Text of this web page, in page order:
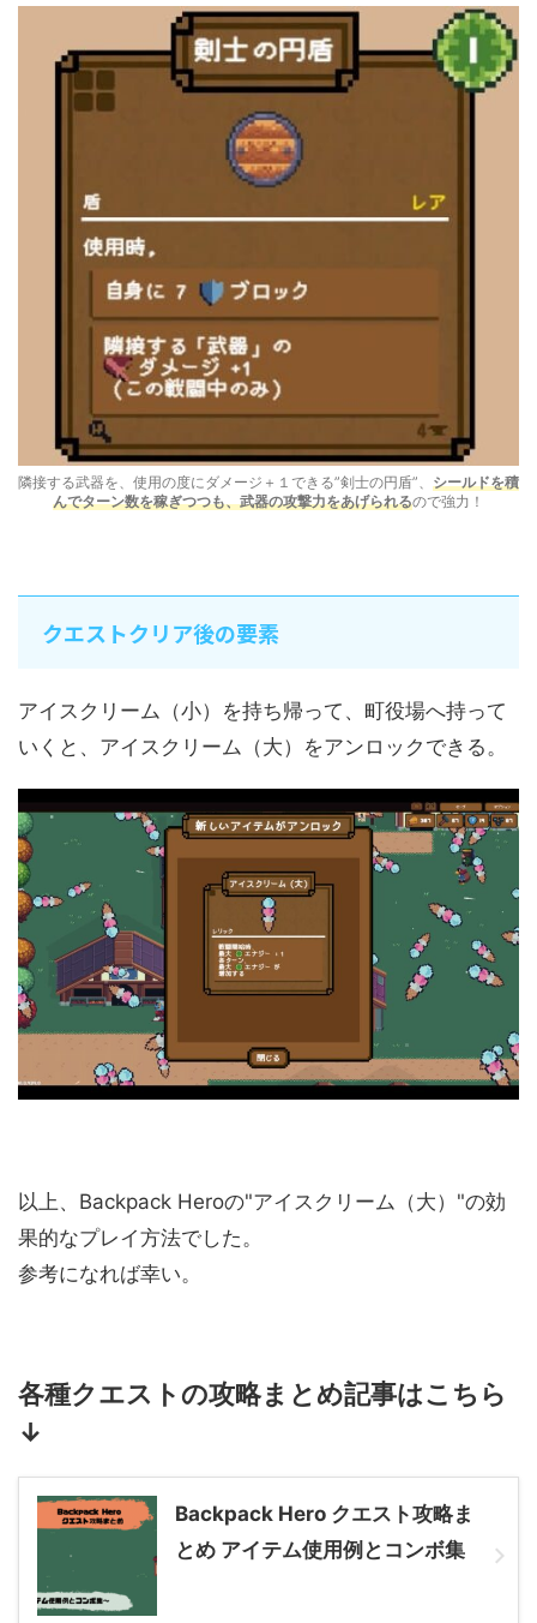
隣接する武器を、使用の度にダメージ＋１できる”剣士の円盾”、 シールドを積
んでターン数を稼ぎつつも、武器の攻撃力をあげられるので強力！
クエストクリア後の要素
アイスクリーム（小）を持ち帰って、町役場へ持って
いくと、アイスクリーム（大）をアンロックできる。
以上、Backpack Heroの"アイスクリーム（大）"の効
果的なプレイ方法でした。
参考になれば幸い。
各種クエストの攻略まとめ記事はこちら
↓
Backpack Hero クエスト攻略ま
とめ アイテム使用例とコンボ集